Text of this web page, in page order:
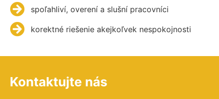
spoľahliví, overení a slušní pracovníci
korektné riešenie akejkoľvek nespokojnosti
Kontaktujte nás